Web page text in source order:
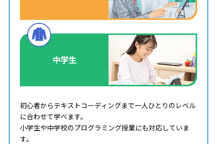
中学生
初心者からテキストコーディングまで一人ひとりのレベル
に合わせて学べます。
小学生や中学校のプログラミング授業にも対応していま
す。